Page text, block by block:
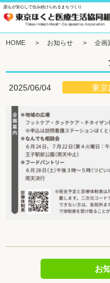
誰もが安心して住み続けられるまちづくり
HOME > お知らせ > 企画
2025/06/04 東京
お